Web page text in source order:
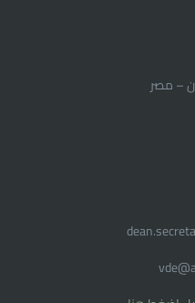
– مصر